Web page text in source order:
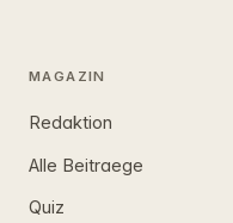
MAGAZIN
Redaktion
Alle Beitraege
Quiz